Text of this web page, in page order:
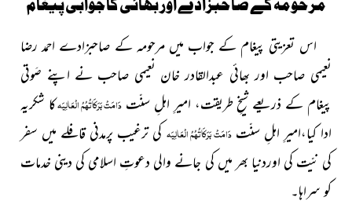
اس تعزیتی پیغام کے جواب میں مرحومہ کے صاحبزادے احمد رضا
نعیمی صاحب اور بھائی عبدالقادر خان نعیمی صاحب نے اپنے صَوتی
پیغام کے ذریعے شیخِ طریقت، امیرِ اہلِ سنّت دَامَتْ بَرَکَاتُہُمُ الْعَالِیَہکا شکریہ
ادا کیا،امیرِ اہلِ سنّتدَامَتْ بَرَکَاتُہُمُ الْعَالِیَہ کی ترغیب پرمدنی قافلے میں سفر
کی نیّت کی اوردنیا بھر میں کی جانے والی دعوتِ اسلامی کی دینی خدمات
کو سراہا۔